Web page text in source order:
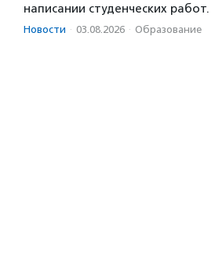
написании студенческих работ.
Новости · 03.08.2026 · Образование